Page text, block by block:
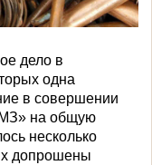
дело в
одна
в совершении
на общую
несколько
допрошены